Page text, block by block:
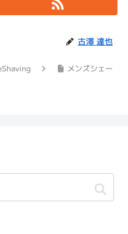
古澤 達也
メンズシェー